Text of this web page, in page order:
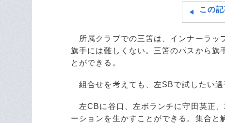
この
所属クラブでの三笘は、インナーラッ
旗手には難しくない。三笘のパスから旗
とができる。
組合せを考えても、左SBで試したい選
左CBに谷口、左ボランチに守田英正
ーションを生かすことができる。集合と